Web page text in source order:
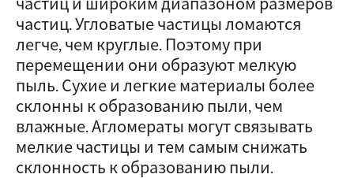
частиц. Угловатые частицы ломаются
легче, чем круглые. Поэтому при
перемещении они образуют мелкую
пыль. Сухие и легкие материалы более
склонны к образованию пыли, чем
влажные. Агломераты могут связывать
мелкие частицы и тем самым снижать
склонность к образованию пыли.